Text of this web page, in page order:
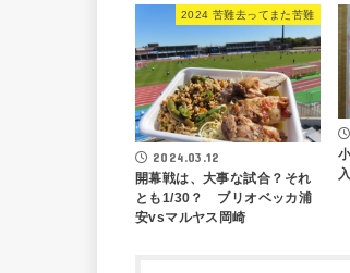
2024 苦難去ってまた苦難
2024.03.12
開幕戦は、大事な試合？それ
とも1/30？ ブリオベッカ浦
安vsマルヤス岡崎